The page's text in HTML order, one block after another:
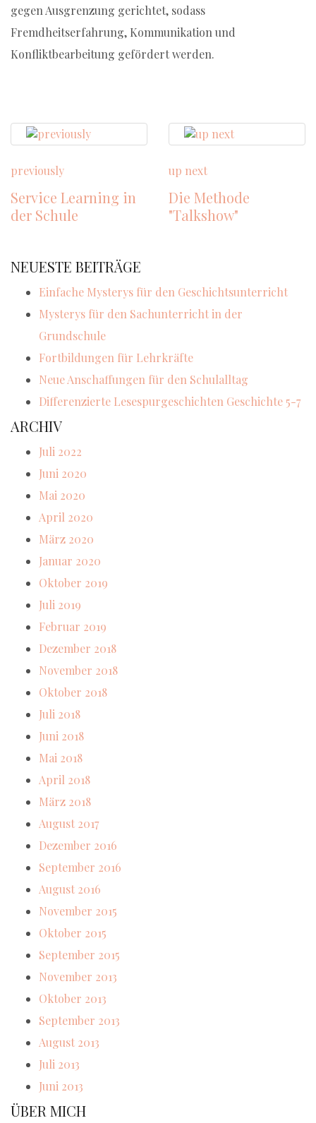
gegen Ausgrenzung gerichtet, sodass
Fremdheitserfahrung, Kommunikation und
Konfliktbearbeitung gefördert werden.
previously
Service Learning in
der Schule
up next
Die Methode
"Talkshow"
NEUESTE BEITRÄGE
Einfache Mysterys für den Geschichtsunterricht
Mysterys für den Sachunterricht in der
Grundschule
Fortbildungen für Lehrkräfte
Neue Anschaffungen für den Schulalltag
Differenzierte Lesespurgeschichten Geschichte 5-7
ARCHIV
Juli 2022
Juni 2020
Mai 2020
April 2020
März 2020
Januar 2020
Oktober 2019
Juli 2019
Februar 2019
Dezember 2018
November 2018
Oktober 2018
Juli 2018
Juni 2018
Mai 2018
April 2018
März 2018
August 2017
Dezember 2016
September 2016
August 2016
November 2015
Oktober 2015
September 2015
November 2013
Oktober 2013
September 2013
August 2013
Juli 2013
Juni 2013
ÜBER MICH